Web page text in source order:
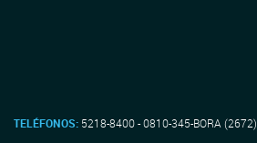
TELÉFONOS: 5218-8400 - 0810-345-BORA (2672)